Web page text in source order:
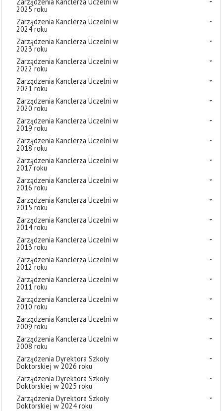
2025 roku
Zarządzenia Kanclerza Uczelni w
2024 roku
Zarządzenia Kanclerza Uczelni w
2023 roku
Zarządzenia Kanclerza Uczelni w
2022 roku
Zarządzenia Kanclerza Uczelni w
2021 roku
Zarządzenia Kanclerza Uczelni w
2020 roku
Zarządzenia Kanclerza Uczelni w
2019 roku
Zarządzenia Kanclerza Uczelni w
2018 roku
Zarządzenia Kanclerza Uczelni w
2017 roku
Zarządzenia Kanclerza Uczelni w
2016 roku
Zarządzenia Kanclerza Uczelni w
2015 roku
Zarządzenia Kanclerza Uczelni w
2014 roku
Zarządzenia Kanclerza Uczelni w
2013 roku
Zarządzenia Kanclerza Uczelni w
2012 roku
Zarządzenia Kanclerza Uczelni w
2011 roku
Zarządzenia Kanclerza Uczelni w
2010 roku
Zarządzenia Kanclerza Uczelni w
2009 roku
Zarządzenia Kanclerza Uczelni w
2008 roku
Zarządzenia Dyrektora Szkoły
Doktorskiej w 2026 roku
Zarządzenia Dyrektora Szkoły
Doktorskiej w 2025 roku
Zarządzenia Dyrektora Szkoły
Doktorskiej w 2024 roku